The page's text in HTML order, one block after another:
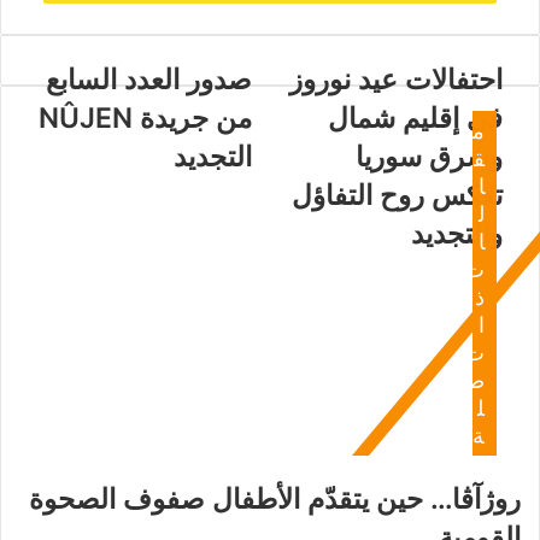
صدور العدد السابع
من جريدة NÛJEN
التجديد
احتفالات عيد نوروز
في إقليم شمال
وشرق سوريا
تعكس روح التفاؤل
والتجديد
م
ق
ا
ل
ا
ت
ذ
ا
ت
ص
ل
ة
روژآڤا… حين يتقدّم الأطفال صفوف الصحوة